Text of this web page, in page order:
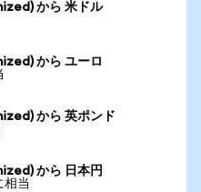
から 米ドル
から ユーロ
から 英ポンド
から 日本円
相当